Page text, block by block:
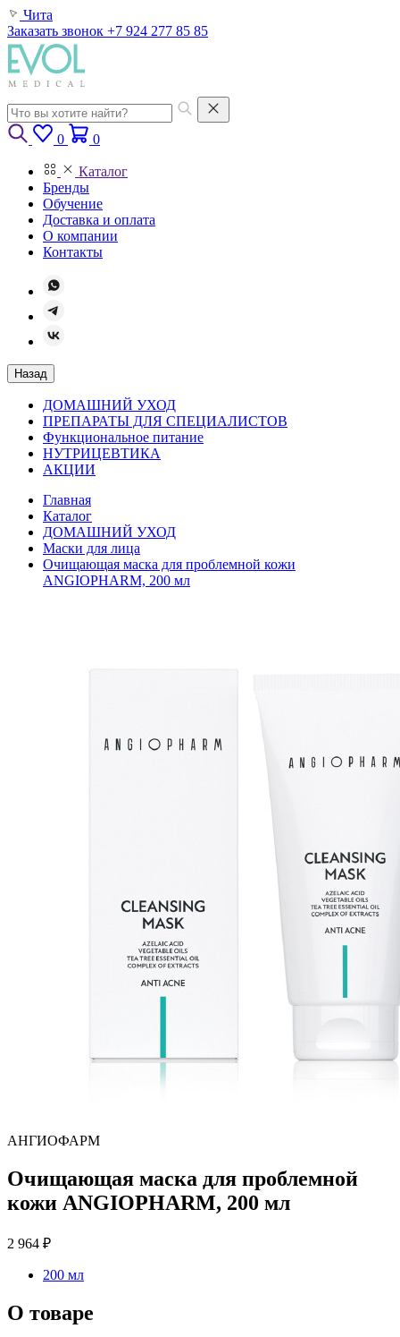
Чита
Заказать звонок +7 924 277 85 85
0 0
Каталог
Бренды
Обучение
Доставка и оплата
О компании
Контакты
Назад
ДОМАШНИЙ УХОД
ПРЕПАРАТЫ ДЛЯ СПЕЦИАЛИСТОВ
Функциональное питание
НУТРИЦЕВТИКА
АКЦИИ
Главная
Каталог
ДОМАШНИЙ УХОД
Маски для лица
Очищающая маска для проблемной кожи
ANGIOPHARM, 200 мл
АНГИОФАРМ
Очищающая маска для проблемной
кожи ANGIOPHARM, 200 мл
2 964 ₽
200 мл
О товаре